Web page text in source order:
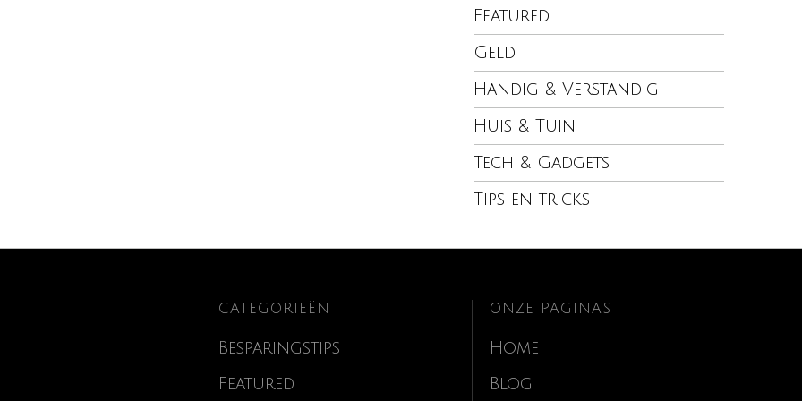
Featured
Geld
Handig & Verstandig
Huis & Tuin
Tech & Gadgets
Tips en tricks
CATEGORIEËN
Besparingstips
Featured
ONZE PAGINA’S
Home
Blog